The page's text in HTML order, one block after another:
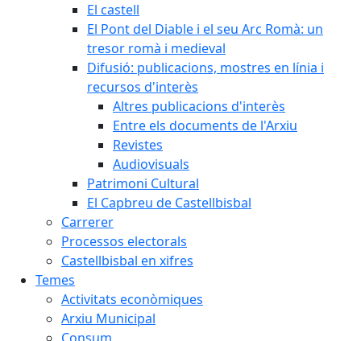
El castell
El Pont del Diable i el seu Arc Romà: un
tresor romà i medieval
Difusió: publicacions, mostres en línia i
recursos d'interès
Altres publicacions d'interès
Entre els documents de l'Arxiu
Revistes
Audiovisuals
Patrimoni Cultural
El Capbreu de Castellbisbal
Carrerer
Processos electorals
Castellbisbal en xifres
Temes
Activitats econòmiques
Arxiu Municipal